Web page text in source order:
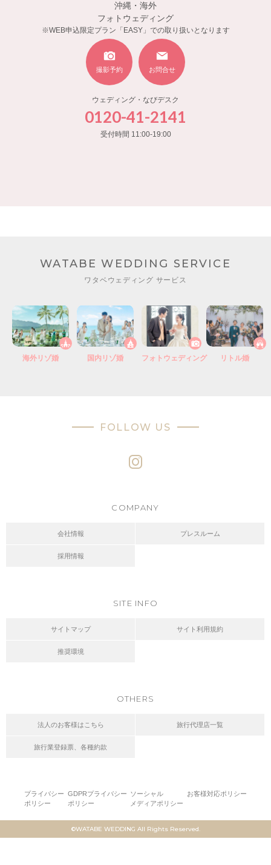
沖縄・海外
フォトウェディング
※WEB申込限定プラン「EASY」での取り扱いとなります
撮影予約 お問合せ
ウェディング・なびデスク
0120-41-2141
受付時間 11:00-19:00
WATABE WEDDING SERVICE
ワタベウェディング サービス
海外リゾ婚 国内リゾ婚 フォトウェディング リトル婚
FOLLOW US
COMPANY
会社情報 プレスルーム
採用情報
SITE INFO
サイトマップ サイト利用規約
推奨環境
OTHERS
法人のお客様はこちら 旅行代理店一覧
旅行業登録票、各種約款
プライバシー
ポリシー
GDPRプライバシー
ポリシー
ソーシャル
メディアポリシー
お客様対応ポリシー
©WATABE WEDDING All Rights Reserved.